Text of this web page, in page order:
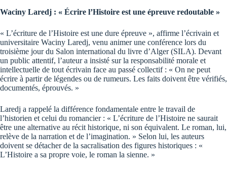
Waciny Laredj : « Écrire l’Histoire est une épreuve redoutable »
« L’écriture de l’Histoire est une dure épreuve », affirme l’écrivain et
universitaire Waciny Laredj, venu animer une conférence lors du
troisième jour du Salon international du livre d’Alger (SILA). Devant
un public attentif, l’auteur a insisté sur la responsabilité morale et
intellectuelle de tout écrivain face au passé collectif : « On ne peut
écrire à partir de légendes ou de rumeurs. Les faits doivent être vérifiés,
documentés, éprouvés. »
Laredj a rappelé la différence fondamentale entre le travail de
l’historien et celui du romancier : « L’écriture de l’Histoire ne saurait
être une alternative au récit historique, ni son équivalent. Le roman, lui,
relève de la narration et de l’imagination. » Selon lui, les auteurs
doivent se détacher de la sacralisation des figures historiques : «
L’Histoire a sa propre voie, le roman la sienne. »